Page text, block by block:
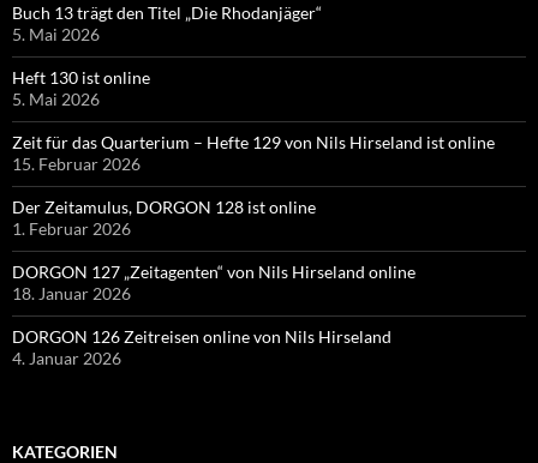
Buch 13 trägt den Titel „Die Rhodanjäger“
5. Mai 2026
Heft 130 ist online
5. Mai 2026
Zeit für das Quarterium – Hefte 129 von Nils Hirseland ist online
15. Februar 2026
Der Zeitamulus, DORGON 128 ist online
1. Februar 2026
DORGON 127 „Zeitagenten“ von Nils Hirseland online
18. Januar 2026
DORGON 126 Zeitreisen online von Nils Hirseland
4. Januar 2026
KATEGORIEN